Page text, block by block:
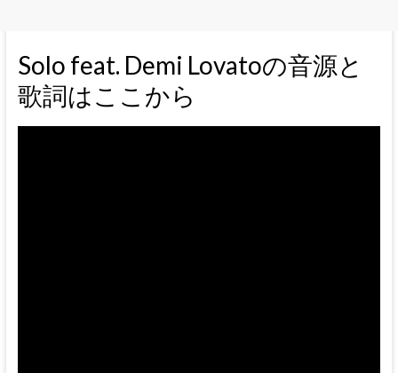
Solo feat. Demi Lovatoの音源と
歌詞はここから